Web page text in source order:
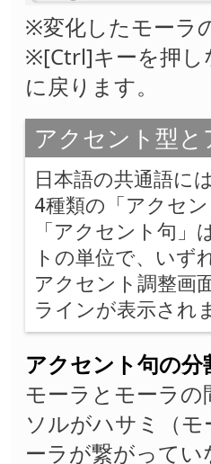
※変化したモーラ
※[Ctrl]キーを押し
に戻ります。
アクセント型
日本語の共通語に
4種類の「アクセ
「アクセント句
トの単位で、いず
アクセント調整画
ラインが表示され
アクセント句の分
モーラとモーラ
ソルがハサミ（
ーラが繋がって